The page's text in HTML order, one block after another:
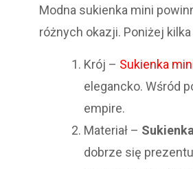
Modna sukienka mini
różnych okazji. Poniżej
Krój – Sukienka
elegancko. Wśród
empire.
Materiał – Sukienka
dobrze się